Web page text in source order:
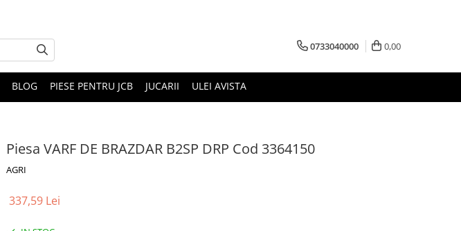
0733040000 0,00
BLOG PIESE PENTRU JCB JUCARII ULEI AVISTA
Piesa VARF DE BRAZDAR B2SP DRP Cod 3364150
AGRI
337,59 Lei